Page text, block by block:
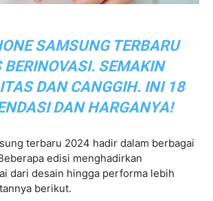
SAMSUNG TERBARU
BERINOVASI. SEMAKIN
DAN CANGGIH. INI 18
DAN HARGANYA!
terbaru 2024 hadir dalam berbagai
edisi menghadirkan
dari desain hingga performa lebih
berikut.